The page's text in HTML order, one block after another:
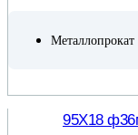
Металлопрокат
95Х18